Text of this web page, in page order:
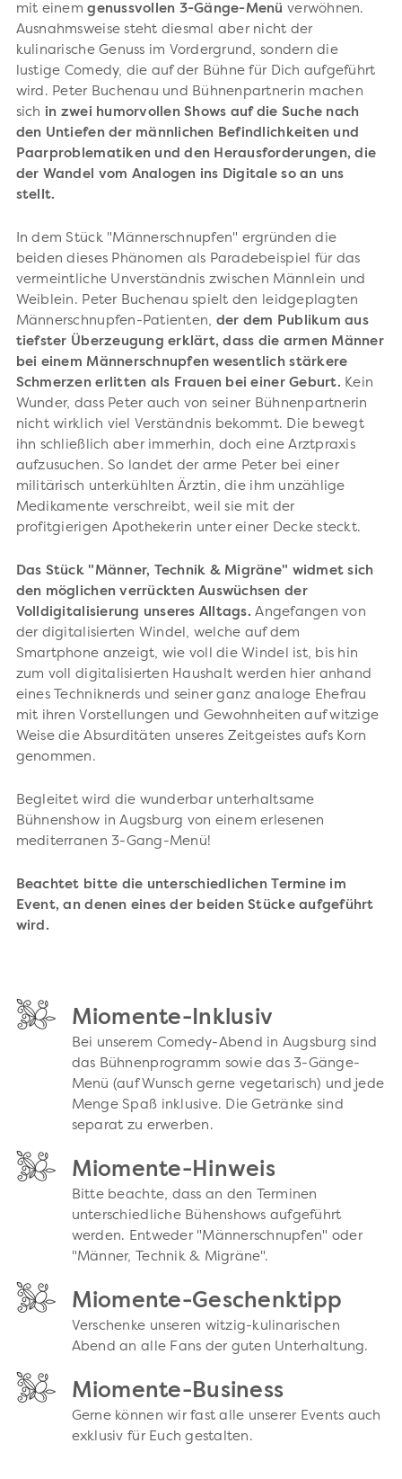
mit einemgenussvollen 3-Gänge-Menü verwöhnen.
Ausnahmsweise steht diesmal aber nicht der
kulinarische Genuss im Vordergrund, sondern die
lustige Comedy, die auf der Bühne für Dich aufgeführt
wird. Peter Buchenau und Bühnenpartnerin machen
sich in zwei humorvollen Shows auf die Suche nach
den Untiefen der männlichen Befindlichkeiten und
Paarproblematiken und den Herausforderungen, die
der Wandel vom Analogen ins Digitale so an uns
stellt.
In dem Stück "Männerschnupfen" ergründen die
beiden dieses Phänomen als Paradebeispiel für das
vermeintliche Unverständnis zwischen Männlein und
Weiblein. Peter Buchenau spielt den leidgeplagten
Männerschnupfen-Patienten, der dem Publikum aus
tiefster Überzeugung erklärt, dass die armen Männer
bei einem Männerschnupfen wesentlich stärkere
Schmerzen erlitten als Frauen bei einer Geburt. Kein
Wunder, dass Peter auch von seiner Bühnenpartnerin
nicht wirklich viel Verständnis bekommt. Die bewegt
ihn schließlich aber immerhin, doch eine Arztpraxis
aufzusuchen. So landet der arme Peter bei einer
militärisch unterkühlten Ärztin, die ihm unzählige
Medikamente verschreibt, weil sie mit der
profitgierigen Apothekerin unter einer Decke steckt.
Das Stück "Männer, Technik & Migräne" widmet sich
den möglichen verrückten Auswüchsen der
Volldigitalisierung unseres Alltags. Angefangen von
der digitalisierten Windel, welche auf dem
Smartphone anzeigt, wie voll die Windel ist, bis hin
zum voll digitalisierten Haushalt werden hier anhand
eines Techniknerds und seiner ganz analoge Ehefrau
mit ihren Vorstellungen und Gewohnheiten auf witzige
Weise die Absurditäten unseres Zeitgeistes aufs Korn
genommen.
Begleitet wird die wunderbar unterhaltsame
Bühnenshow in Augsburg von einem erlesenen
mediterranen 3-Gang-Menü!
Beachtet bitte die unterschiedlichen Termine im
Event, an denen eines der beiden Stücke aufgeführt
wird.
Miomente-Inklusiv
Bei unserem Comedy-Abend in Augsburg sind
das Bühnenprogramm sowie das 3-Gänge-
Menü (auf Wunsch gerne vegetarisch) und jede
Menge Spaß inklusive. Die Getränke sind
separat zu erwerben.
Miomente-Hinweis
Bitte beachte, dass an den Terminen
unterschiedliche Bühenshows aufgeführt
werden. Entweder "Männerschnupfen" oder
"Männer, Technik & Migräne".
Miomente-Geschenktipp
Verschenke unseren witzig-kulinarischen
Abend an alle Fans der guten Unterhaltung.
Miomente-Business
Gerne können wir fast alle unserer Events auch
exklusiv für Euch gestalten.